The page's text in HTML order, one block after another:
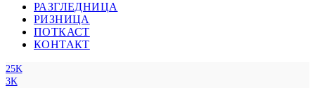
РАЗГЛЕДНИЦА
РИЗНИЦА
ПОТКАСТ
КОНТАКТ
25K
3K